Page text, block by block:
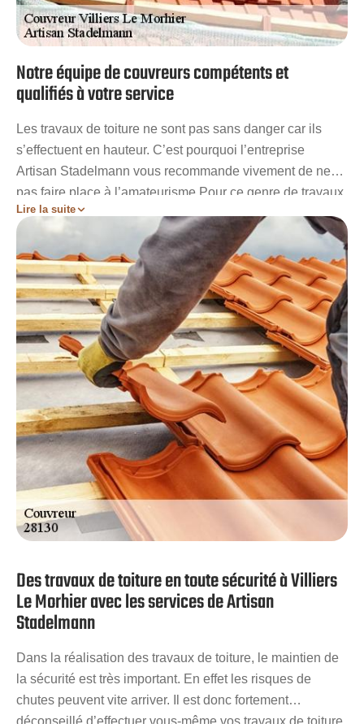
Notre équipe de couvreurs compétents et
qualifiés à votre service
Les travaux de toiture ne sont pas sans danger car ils
s’effectuent en hauteur. C’est pourquoi l’entreprise
Artisan Stadelmann vous recommande vivement de ne
pas faire place à l’amateurisme Pour ce genre de travaux.
Nous couvreurs professionnels sont des habitués pour
ces travaux en hauteur et sont aptes à répondre à vos
moindres exigences. Ainsi, si vous êtes à la recherche
d’une entreprise experte pour prendre en main vos
travaux de toiture à {ville], ne cherchez pas plus loin.
Nous vous garantirons un toit respectant toutes les
normes.
Lire la suite
Des travaux de toiture en toute sécurité à Villiers
Le Morhier avec les services de Artisan
Stadelmann
Dans la réalisation des travaux de toiture, le maintien de
la sécurité est très important. En effet les risques de
chutes peuvent vite arriver. Il est donc fortement
déconseillé d’effectuer vous-même vos travaux de toiture.